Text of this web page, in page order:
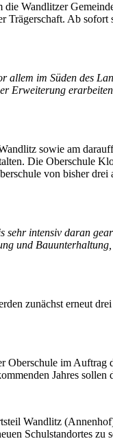
Wandlitzer
Ab
im Süden des
Erweiterung
sowie am
Die Oberschule
von bisher
sehr intensiv daran
und
zunächst erneut
im
Jahres sollen
Wandlitz
Schulstandortes zu